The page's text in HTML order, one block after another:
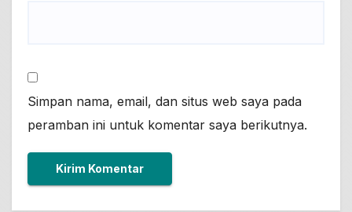
Simpan nama, email, dan situs web saya pada
peramban ini untuk komentar saya berikutnya.